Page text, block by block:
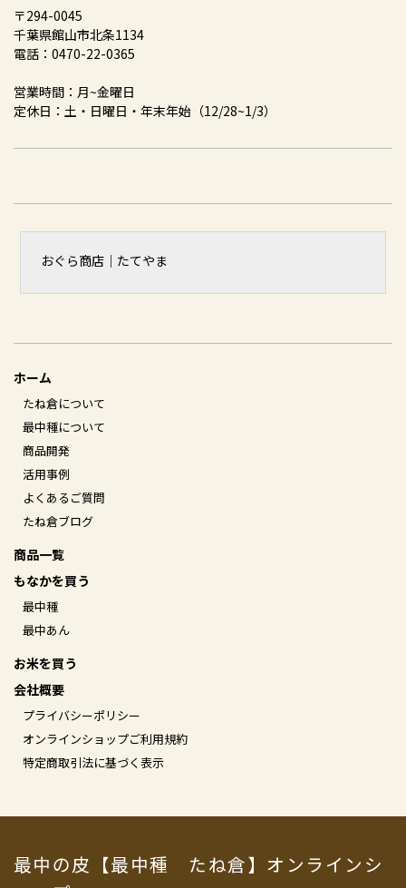
〒294-0045
千葉県館山市北条1134
電話：0470-22-0365
営業時間：月~金曜日
定休日：土・日曜日・年末年始（12/28~1/3）
おぐら商店｜たてやま
ホーム
たね倉について
最中種について
商品開発
活用事例
よくあるご質問
たね倉ブログ
商品一覧
もなかを買う
最中種
最中あん
お米を買う
会社概要
プライバシーポリシー
オンラインショップご利用規約
特定商取引法に基づく表示
最中の皮【最中種 たね倉】オンラインシ